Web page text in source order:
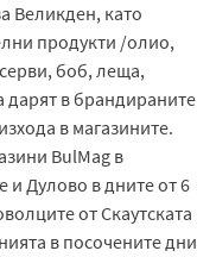
Великден, като
продукти /олио,
боб, леща,
дарят в брандираните
в магазините.
BulMag в
Дулово в дните от 6
от Скаутската
в посочените дни